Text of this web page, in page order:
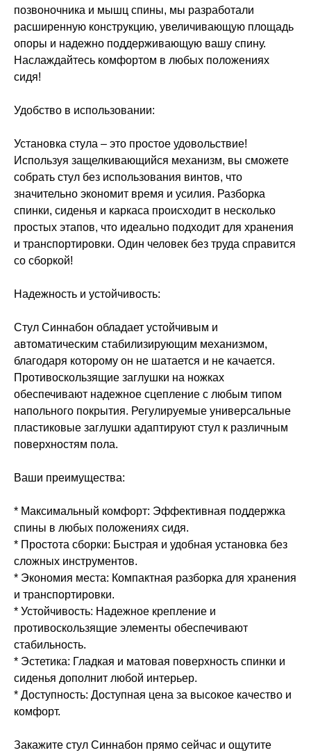
позвоночника и мышц спины, мы разработали
расширенную конструкцию, увеличивающую площадь
опоры и надежно поддерживающую вашу спину.
Наслаждайтесь комфортом в любых положениях
сидя!
Удобство в использовании:
Установка стула – это простое удовольствие!
Используя защелкивающийся механизм, вы сможете
собрать стул без использования винтов, что
значительно экономит время и усилия. Разборка
спинки, сиденья и каркаса происходит в несколько
простых этапов, что идеально подходит для хранения
и транспортировки. Один человек без труда справится
со сборкой!
Надежность и устойчивость:
Стул Синнабон обладает устойчивым и
автоматическим стабилизирующим механизмом,
благодаря которому он не шатается и не качается.
Противоскользящие заглушки на ножках
обеспечивают надежное сцепление с любым типом
напольного покрытия. Регулируемые универсальные
пластиковые заглушки адаптируют стул к различным
поверхностям пола.
Ваши преимущества:
* Максимальный комфорт: Эффективная поддержка
спины в любых положениях сидя.
* Простота сборки: Быстрая и удобная установка без
сложных инструментов.
* Экономия места: Компактная разборка для хранения
и транспортировки.
* Устойчивость: Надежное крепление и
противоскользящие элементы обеспечивают
стабильность.
* Эстетика: Гладкая и матовая поверхность спинки и
сиденья дополнит любой интерьер.
* Доступность: Доступная цена за высокое качество и
комфорт.
Закажите стул Синнабон прямо сейчас и ощутите